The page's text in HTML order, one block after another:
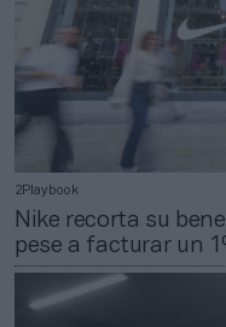
2Playbook
Nike recorta su
pese a facturar un